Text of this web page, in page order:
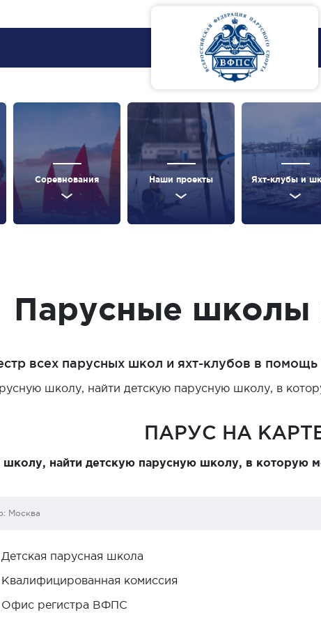
Соревнования Наши проекты Яхт-клубы и
Парусные школы
всех парусных школ и яхт-клубов в
школу, найти детскую парусную школу, в
ПАРУС НА
найти детскую парусную школу, в которую
Детская парусная школа
Квалифицированная комиссия
Офис регистра ВФПС